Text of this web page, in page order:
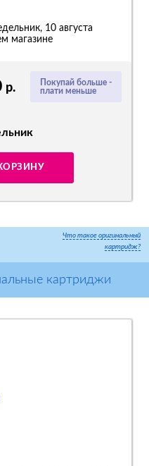
Покупай больше -
плати меньше
р.
10 августа
магазине
Что такое оригинальный
картридж?
картриджи